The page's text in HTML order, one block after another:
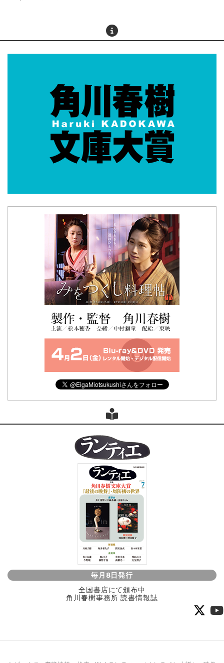
毎月8日発行
全国書店にて頒布中
角川春樹事務所 読書情報誌